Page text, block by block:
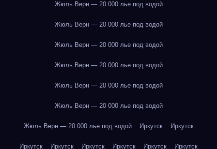
Жюль Верн — 20 000 лье под водой
Жюль Верн — 20 000 лье под водой
Жюль Верн — 20 000 лье под водой
Жюль Верн — 20 000 лье под водой
Жюль Верн — 20 000 лье под водой
Жюль Верн — 20 000 лье под водой
Жюль Верн — 20 000 лье под водой Иркутск Иркутск
Иркутск Иркутск Иркутск Иркутск Иркутск Иркутск